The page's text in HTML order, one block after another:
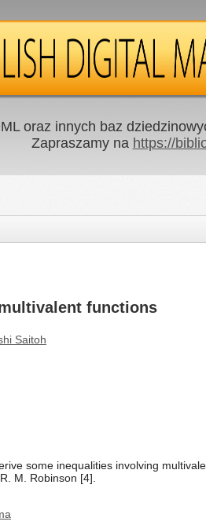
oraz innych baz
Zapraszamy na https://
functions
Saitoh
some inequalities involving
M. Robinson [4].